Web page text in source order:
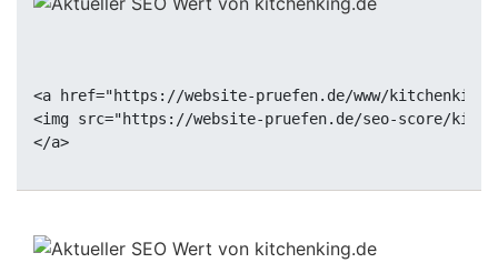
<a href="https://website-pruefen.de/www/
<img src="https://website-pruefen.de/seo-score/